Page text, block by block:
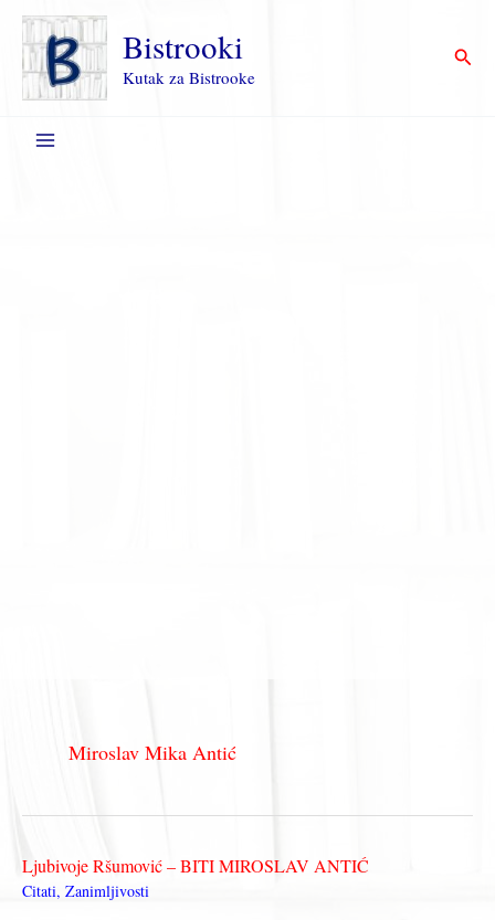
Пређи
садржај
Bistrooki
Kutak za Bistrooke
Miroslav Mika Antić
Ljubivoje Ršumović – BITI MIROSLAV ANTIĆ
Citati, Zanimljivosti